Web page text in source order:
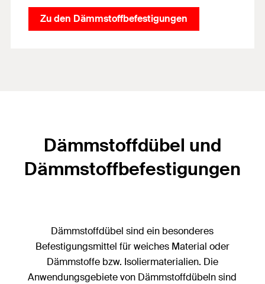
Zu den Dämmstoffbefestigungen
Dämmstoffdübel und
Dämmstoffbefestigungen
Dämmstoffdübel sind ein besonderes
Befestigungsmittel für weiches Material oder
Dämmstoffe bzw. Isoliermaterialien. Die
Anwendungsgebiete von Dämmstoffdübeln sind